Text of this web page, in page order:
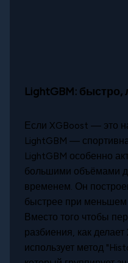
LightGBM:
Если XGBoost — это
LightGBM —
LightGBM особенно
большими объёмами
временем. Он
быстрее при меньшем
Вместо того чтобы
разбиения, как
использует метод